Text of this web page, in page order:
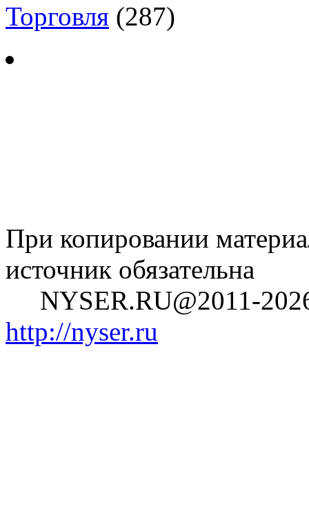
Торговля (287)
При копировании
источник обязательна
NYSER.RU@2011-
http://nyser.ru